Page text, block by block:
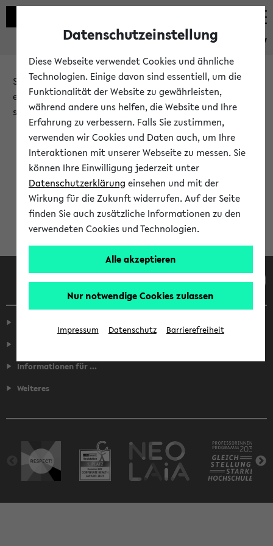
eKVV
Sie möchten auf eine eKVV Funktion zugreifen, die Ihnen
erst nach einer Anmeldung am System zur Verfügung
steht.
Bitte melden Sie sich an:
Anmeldung am eKVV
Informationen für ...
Weiteres
Datenschutzeinstellung
Diese Webseite verwendet Cookies und ähnliche
Technologien. Einige davon sind essentiell, um die
Funktionalität der Website zu gewährleisten,
während andere uns helfen, die Website und Ihre
Erfahrung zu verbessern. Falls Sie zustimmen,
verwenden wir Cookies und Daten auch, um Ihre
Interaktionen mit unserer Webseite zu messen. Sie
können Ihre Einwilligung jederzeit unter
Datenschutzerklärung einsehen und mit der
Wirkung für die Zukunft widerrufen. Auf der Seite
finden Sie auch zusätzliche Informationen zu den
verwendeten Cookies und Technologien.
Alle akzeptieren
Nur notwendige Cookies zulassen
Impressum Datenschutz Barrierefreiheit